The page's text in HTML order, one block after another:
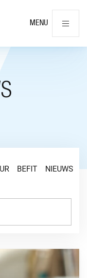
MENU
BEFIT NIEUWS
VOOR 2023”